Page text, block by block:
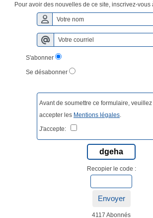
Pour avoir des nouvelles de ce site, inscrivez-vous
S'abonner
Se désabonner
Avant de soumettre ce formulaire,
accepter les Mentions légales.
J'accepte:
dgeha
Recopier le code :
Envoyer
4117 Abonnés